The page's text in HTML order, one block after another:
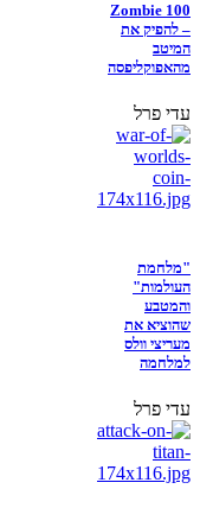
Zombie 100
– להפיק את
המיטב
מהאפוקליפסה
עדי פרל
"מלחמת
העולמות"
והמטבע
שהוציא את
מעריצי וולס
למלחמה
עדי פרל